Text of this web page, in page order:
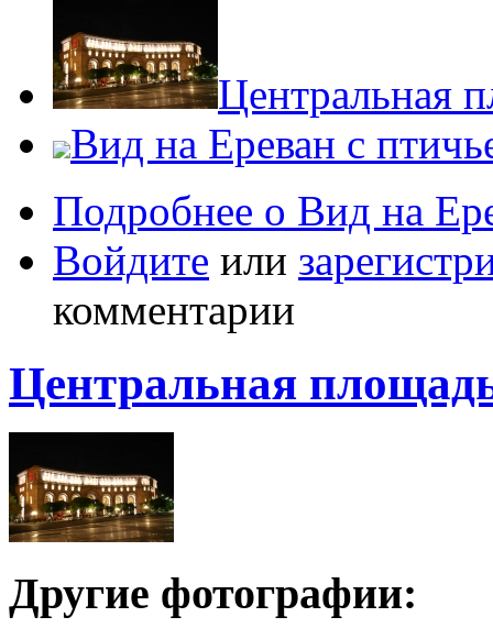
Центральная
Вид на Ереван с
Подробнее о Вид на
Войдите или
комментарии
Центральная
Другие фотографии: